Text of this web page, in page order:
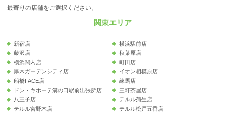
最寄りの店舗をご選択ください。
関東エリア
新宿店
横浜駅前店
藤沢店
秋葉原店
横浜関内店
町田店
厚木ガーデンシティ店
イオン相模原店
船橋FACE店
練馬店
ドン・キホーテ溝の口駅前出張所店
三軒茶屋店
八王子店
テルル蒲生店
テルル宮野木店
テルル松戸五香店